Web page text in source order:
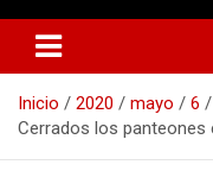
Réplica
Inicio 2020 mayo
6
Cerrados los panteones